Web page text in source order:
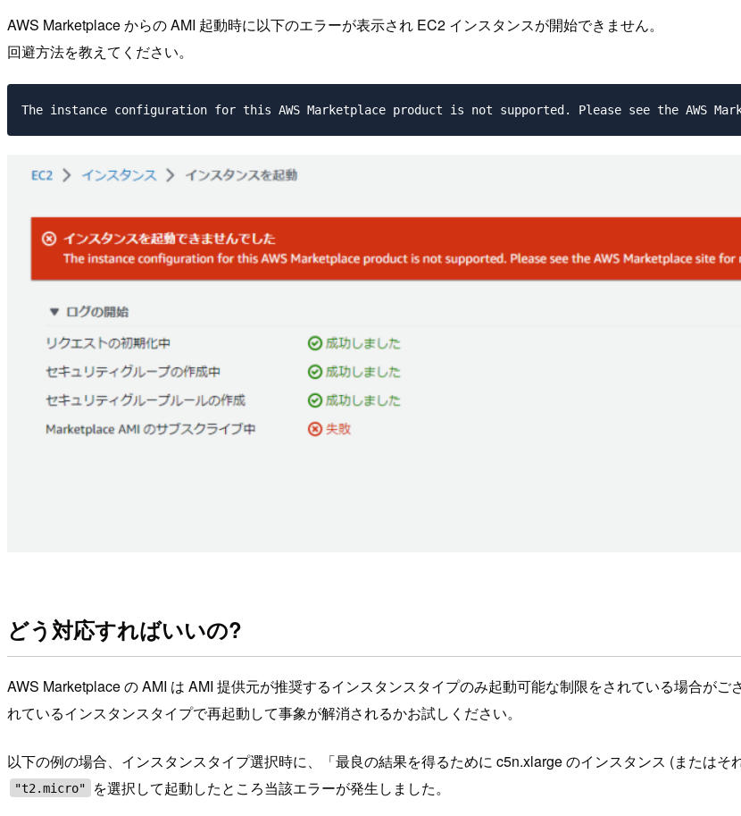
AWS Marketplace からの AMI 起動時に以下のエラーが表示され EC2 インスタンスが開始できません。
回避方法を教えてください。
どう対応すればいいの?
AWS Marketplace の AMI は AMI 提供元が推奨するインスタンスタイプのみ起動可能な制限をされている場合が
れているインスタンスタイプで再起動して事象が解消されるかお試しください。
以下の例の場合、インスタンスタイプ選択時に、「最良の結果を得るために c5n.xlarge のインスタンス (またはそ
"t2.micro" を選択して起動したところ当該エラーが発生しました。